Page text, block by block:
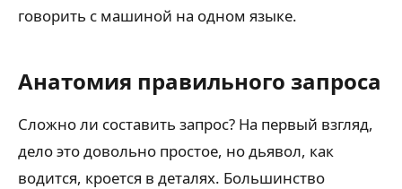
говорить с машиной на одном языке.
Анатомия правильного запроса
Сложно ли составить запрос? На первый взгляд,
дело это довольно простое, но дьявол, как
водится, кроется в деталях. Большинство